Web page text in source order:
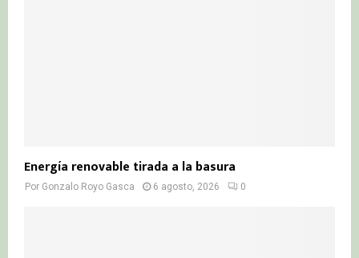
Energía renovable tirada a la basura
Por Gonzalo Royo Gasca 6 agosto, 2026 0